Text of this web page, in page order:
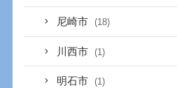
尼崎市 (18)
川西市 (1)
明石市 (1)